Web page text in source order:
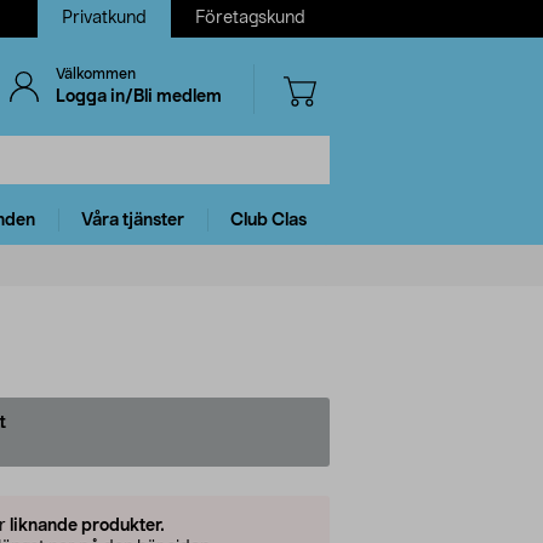
Privatkund Företagskund
Välkommen
Logga in/Bli medlem
Våra tjänster Club Clas
liknande produkter.